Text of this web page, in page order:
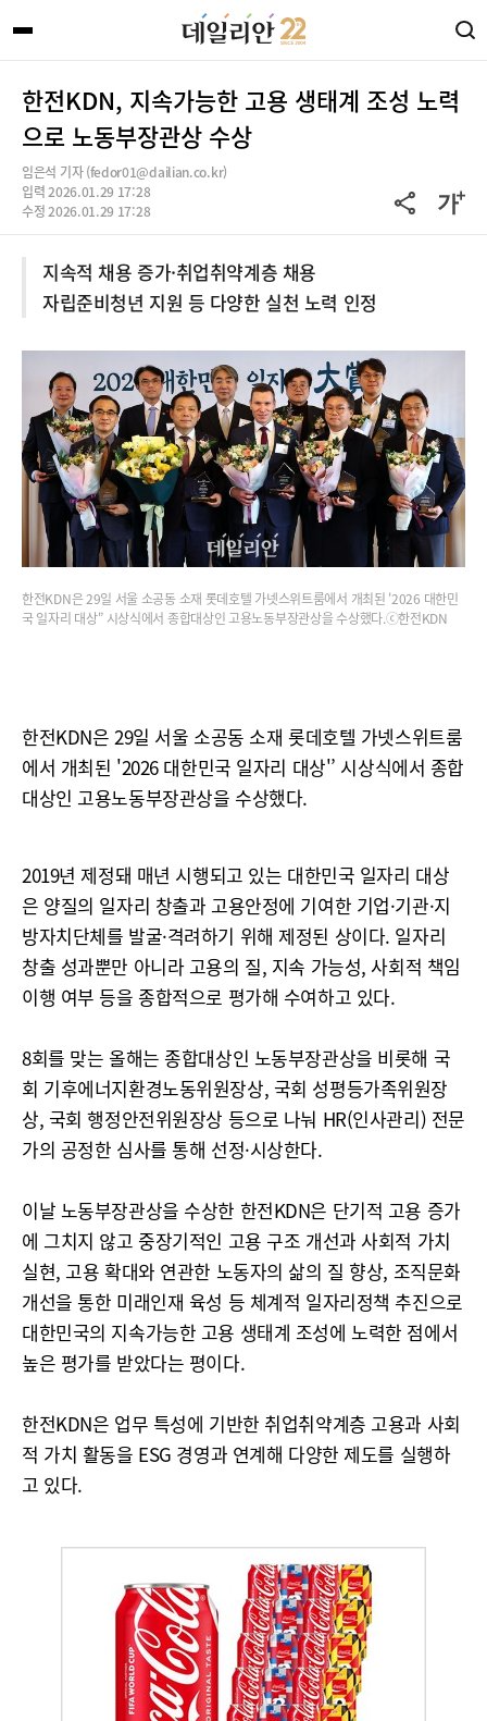
한전KDN, 지속가능한 고용 생태계 조성 노력
으로 노동부장관상 수상
임은석 기자 (fedor01@dailian.co.kr)
입력 2026.01.29 17:28
수정 2026.01.29 17:28
지속적 채용 증가·취업취약계층 채용
자립준비청년 지원 등 다양한 실천 노력 인정
한전KDN은 29일 서울 소공동 소재 롯데호텔 가넷스위트룸에서 개최된 '2026 대한민
국 일자리 대상'’ 시상식에서 종합대상인 고용노동부장관상을 수상했다.ⓒ한전KDN
한전KDN은 29일 서울 소공동 소재 롯데호텔 가넷스위트룸
에서 개최된 '2026 대한민국 일자리 대상'’ 시상식에서 종합
대상인 고용노동부장관상을 수상했다.
2019년 제정돼 매년 시행되고 있는 대한민국 일자리 대상
은 양질의 일자리 창출과 고용안정에 기여한 기업·기관·지
방자치단체를 발굴·격려하기 위해 제정된 상이다. 일자리
창출 성과뿐만 아니라 고용의 질, 지속 가능성, 사회적 책임
이행 여부 등을 종합적으로 평가해 수여하고 있다.
8회를 맞는 올해는 종합대상인 노동부장관상을 비롯해 국
회 기후에너지환경노동위원장상, 국회 성평등가족위원장
상, 국회 행정안전위원장상 등으로 나눠 HR(인사관리) 전문
가의 공정한 심사를 통해 선정·시상한다.
이날 노동부장관상을 수상한 한전KDN은 단기적 고용 증가
에 그치지 않고 중장기적인 고용 구조 개선과 사회적 가치
실현, 고용 확대와 연관한 노동자의 삶의 질 향상, 조직문화
개선을 통한 미래인재 육성 등 체계적 일자리정책 추진으로
대한민국의 지속가능한 고용 생태계 조성에 노력한 점에서
높은 평가를 받았다는 평이다.
한전KDN은 업무 특성에 기반한 취업취약계층 고용과 사회
적 가치 활동을 ESG 경영과 연계해 다양한 제도를 실행하
고 있다.